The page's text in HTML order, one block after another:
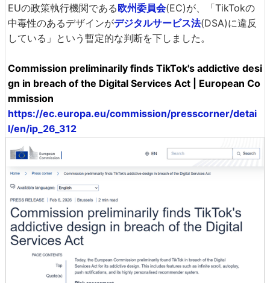
EUの政策執行機関である欧州委員会(EC)が、「TikTokの
中毒性のあるデザインがデジタルサービス法(DSA)に違反
している」という暫定的な判断を下しました。
Commission preliminarily finds TikTok's addictive desi
gn in breach of the Digital Services Act | European Co
mmission
https://ec.europa.eu/commission/presscorner/detai
l/en/ip_26_312